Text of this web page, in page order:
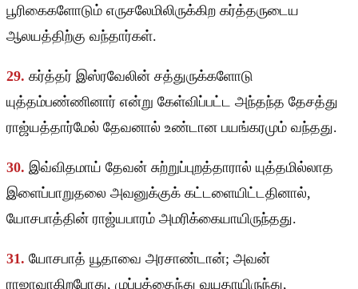
பூரிகைகளோடும் எருசலேமிலிருக்கிற கர்த்தருடைய
ஆலயத்திற்கு வந்தார்கள்.
29. கர்த்தர் இஸ்ரவேலின் சத்துருக்களோடு
யுத்தம்பண்ணினார் என்று கேள்விப்பட்ட அந்தந்த தேசத்து
ராஜ்யத்தார்மேல் தேவனால் உண்டான பயங்கரமும் வந்தது.
30. இவ்விதமாய் தேவன் சுற்றுப்புறத்தாரால் யுத்தமில்லாத
இளைப்பாறுதலை அவனுக்குக் கட்டளையிட்டதினால்,
யோசபாத்தின் ராஜ்யபாரம் அமரிக்கையாயிருந்தது.
31. யோசபாத் யூதாவை அரசாண்டான்; அவன்
ராஜாவாகிறபோது, முப்பத்தைந்து வயதாயிருந்து,